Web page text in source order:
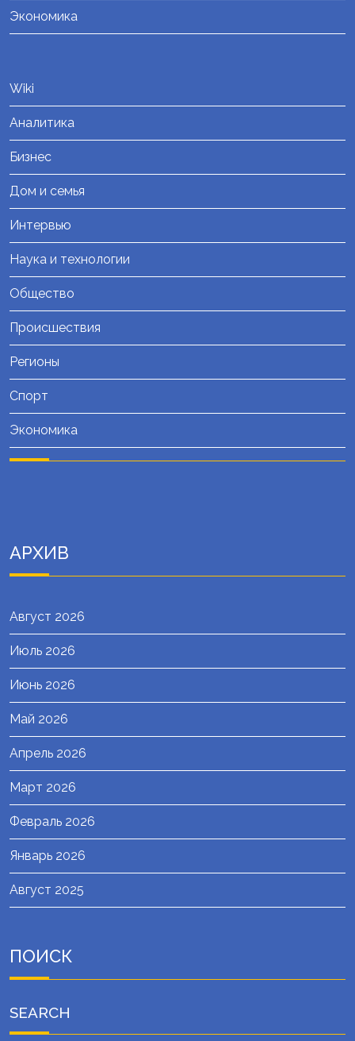
Экономика
Wiki
Аналитика
Бизнес
Дом и семья
Интервью
Наука и технологии
Общество
Происшествия
Регионы
Спорт
Экономика
АРХИВ
Август 2026
Июль 2026
Июнь 2026
Май 2026
Апрель 2026
Март 2026
Февраль 2026
Январь 2026
Август 2025
ПОИСК
SEARCH